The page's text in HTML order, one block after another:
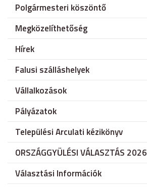
Polgármesteri köszöntő
Megközelíthetőség
Hírek
Falusi szálláshelyek
Vállalkozások
Pályázatok
Települési Arculati kézikönyv
ORSZÁGGYÜLÉSI VÁLASZTÁS 2026
Választási Információk